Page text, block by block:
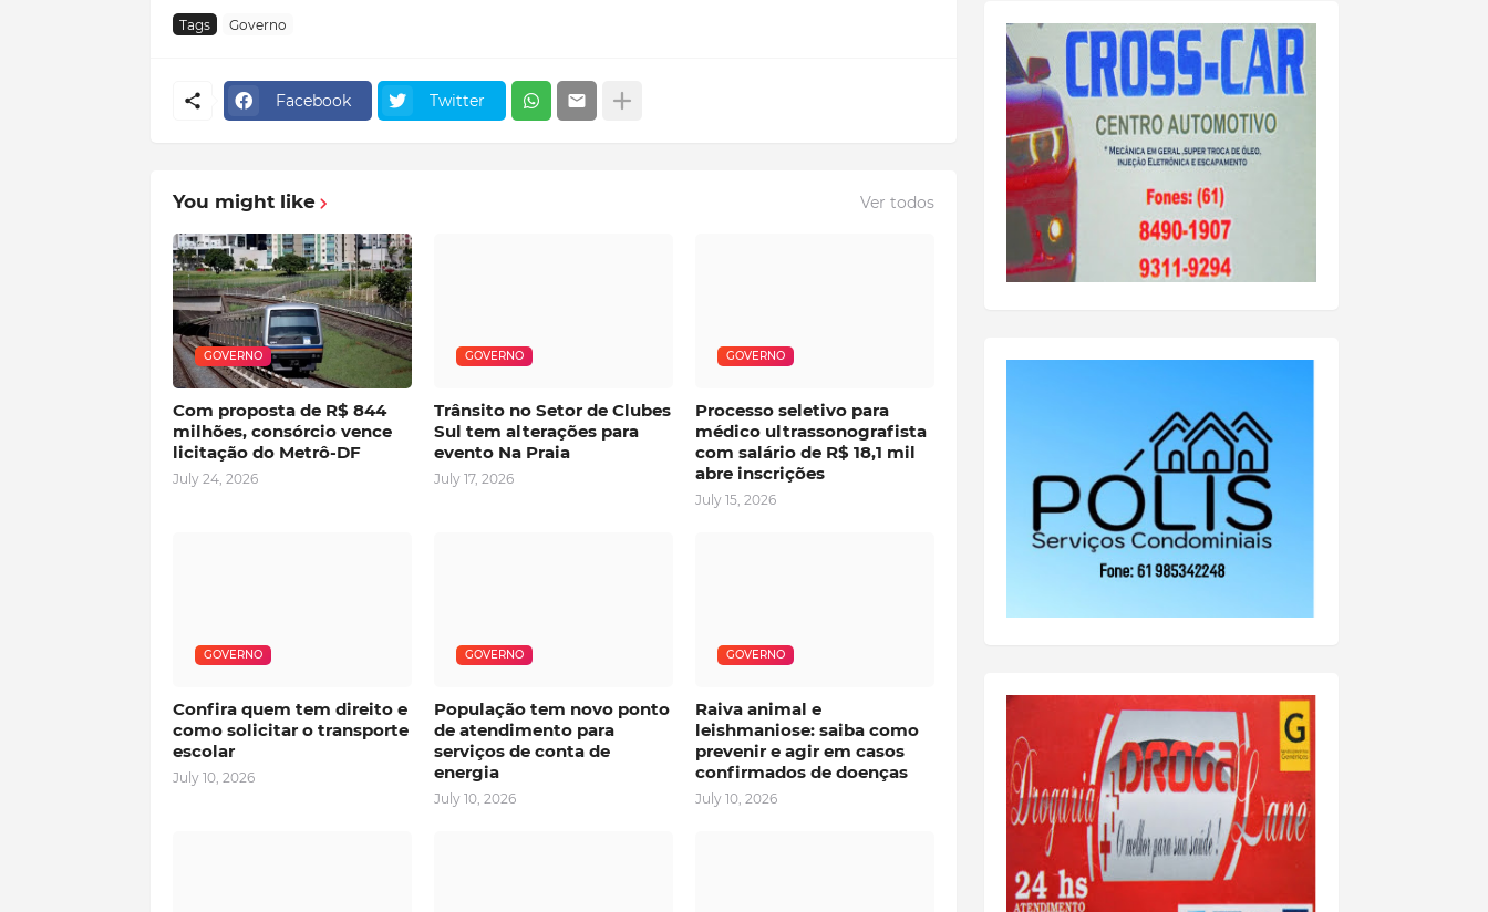
Tags Governo
Facebook Twitter
You might like Ver todos
GOVERNO
Com proposta de R$ 844
milhões, consórcio vence
licitação do Metrô-DF
July 24, 2026
GOVERNO
Trânsito no Setor de Clubes
Sul tem alterações para
evento Na Praia
July 17, 2026
GOVERNO
Processo seletivo para
médico ultrassonografista
com salário de R$ 18,1 mil
abre inscrições
July 15, 2026
GOVERNO
Confira quem tem direito e
como solicitar o transporte
escolar
July 10, 2026
GOVERNO
População tem novo ponto
de atendimento para
serviços de conta de
energia
July 10, 2026
GOVERNO
Raiva animal e
leishmaniose: saiba como
prevenir e agir em casos
confirmados de doenças
July 10, 2026